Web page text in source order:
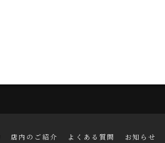
店内のご紹介 よくある質問 お知らせ